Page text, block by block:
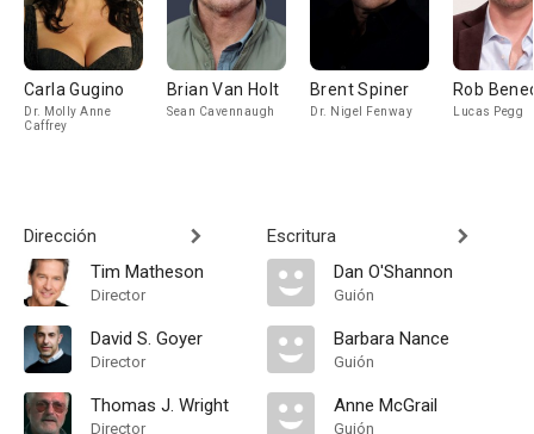
Carla Gugino
Dr. Molly Anne
Caffrey
Brian Van Holt
Sean Cavennaugh
Brent Spiner
Dr. Nigel Fenway
Rob
Lucas Pegg
Dirección
Tim Matheson
Director
David S. Goyer
Director
Thomas J. Wright
Director
Escritura
Dan O'Shannon
Guión
Barbara Nance
Guión
Anne McGrail
Guión